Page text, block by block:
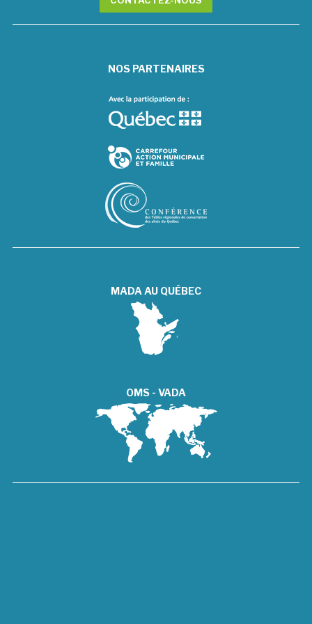
NOS PARTENAIRES
MADA AU QUÉBEC
OMS - VADA